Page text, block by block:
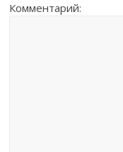
Комментарий: